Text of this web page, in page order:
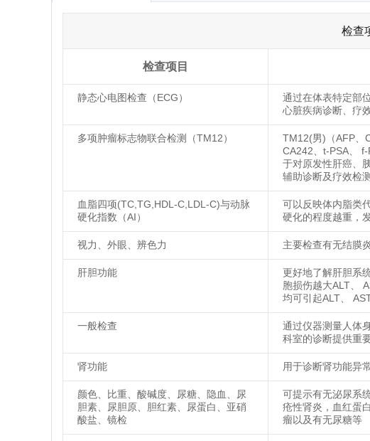
检查
检查项目
静态心电图检查（ECG）
通过在体表特定部
心脏疾病诊断、疗
多项肿瘤标志物联合检测（TM12）
TM12(男)（AFP、
CA242、t-PSA、
于对原发性肝癌、
辅助诊断及疗效检测
血脂四项(TC,TG,HDL-C,LDL-C)与动脉
硬化指数（AI）
可以反映体内脂类
硬化的程度越重，
视力、外眼、辨色力 主要检查有无结膜
肝胆功能
更好地了解肝胆系
胞损伤越大ALT、
均可引起ALT、
一般检查
通过仪器测量人体
科室的诊断提供重
肾功能 用于诊断肾功能异
颜色、比重、酸碱度、尿糖、隐血、尿
胆素、尿胆原、胆红素、尿蛋白、亚硝
酸盐、镜检
可提示有无泌尿系
疮性肾炎，血红蛋
瘤以及有无尿糖等